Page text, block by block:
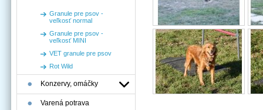
Granule pre psov -
veľkosť normal
Granule pre psov -
veľkosť MINI
VET granule pre psov
Rot Wild
Konzervy, omáčky
Varená potrava